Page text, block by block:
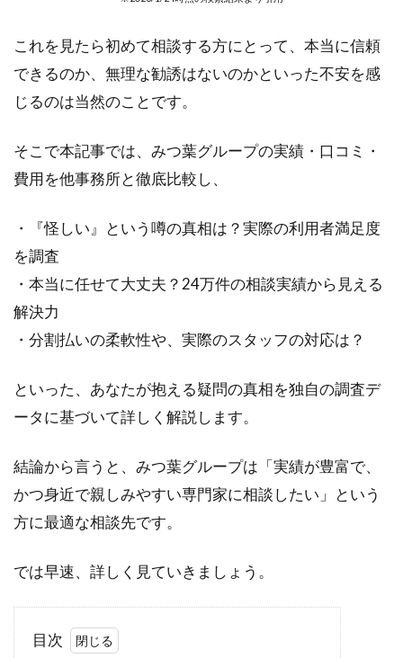
これを見たら初めて相談する方にとって、本当に信頼
できるのか、無理な勧誘はないのかといった不安を感
じるのは当然のことです。
そこで本記事では、みつ葉グループの実績・口コミ・
費用を他事務所と徹底比較し、
・『怪しい』という噂の真相は？実際の利用者満足度
を調査
・本当に任せて大丈夫？24万件の相談実績から見える
解決力
・分割払いの柔軟性や、実際のスタッフの対応は？
といった、あなたが抱える疑問の真相を独自の調査デ
ータに基づいて詳しく解説します。
結論から言うと、みつ葉グループは「実績が豊富で、
かつ身近で親しみやすい専門家に相談したい」という
方に最適な相談先です。
では早速、詳しく見ていきましょう。
目次